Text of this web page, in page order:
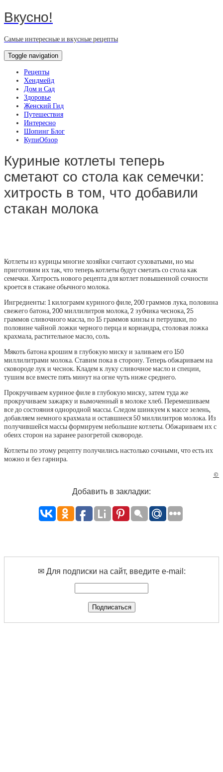
Вкусно!
Самые интересные и вкусные рецепты
Toggle navigation
Рецепты
Хендмейд
Дом и Сад
Здоровье
Женский Гид
Путешествия
Интересно
Шопинг Блог
КупиОбзор
Куриные котлеты теперь
сметают со стола как семечки:
хитрость в том, что добавили
стакан молока
Котлеты из курицы многие хозяйки считают суховатыми, но мы
приготовим их так, что теперь котлеты будут сметать со стола как
семечки. Хитрость нового рецепта для котлет повышенной сочности
кроется в стакане обычного молока.
Ингредиенты: 1 килограмм куриного филе, 200 граммов лука, половина
свежего батона, 200 миллилитров молока, 2 зубчика чеснока, 25
граммов сливочного масла, по 15 граммов кинзы и петрушки, по
половине чайной ложки черного перца и кориандра, столовая ложка
крахмала, растительное масло, соль.
Мякоть батона крошим в глубокую миску и заливаем его 150
миллилитрами молока. Ставим пока в сторону. Теперь обжариваем на
сковороде лук и чеснок. Кладем к луку сливочное масло и специи,
тушим все вместе пять минут на огне чуть ниже среднего.
Прокручиваем куриное филе в глубокую миску, затем туда же
прокручиваем зажарку и вымоченный в молоке хлеб. Перемешиваем
все до состояния однородной массы. Следом шинкуем к массе зелень,
добавляем немного крахмала и оставшиеся 50 миллилитров молока. Из
получившейся массы формируем небольшие котлеты. Обжариваем их с
обеих сторон на заранее разогретой сковороде.
Котлеты по этому рецепту получились настолько сочными, что есть их
можно и без гарнира.
©
Добавить в закладки:
✉ Для подписки на сайт, введите e-mail: